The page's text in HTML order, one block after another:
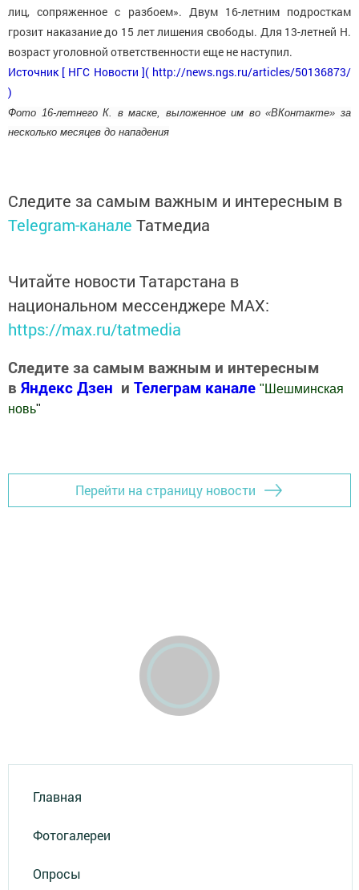
лиц, сопряженное с разбоем». Двум 16-летним подросткам
грозит наказание до 15 лет лишения свободы. Для 13-летней Н.
возраст уголовной ответственности еще не наступил.
Источник [ НГС Новости ]( http://news.ngs.ru/articles/50136873/
)
Фото 16-летнего К. в маске, выложенное им во «ВКонтакте» за
несколько месяцев до нападения
Следите за самым важным и интересным в
Telegram-канале Татмедиа
Читайте новости Татарстана в
национальном мессенджере MАХ:
https://max.ru/tatmedia
Следите за самым важным и интересным
в Яндекс Дзен и Телеграм канале " Шешминская
новь"
Перейти на страницу новости
Главная
Фотогалереи
Опросы